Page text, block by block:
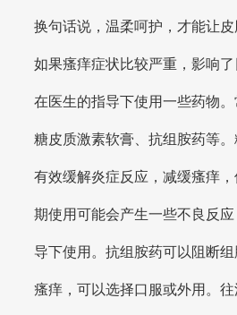
换句话说，温柔呵护，才能让皮
如果瘙痒症状比较严重，影响
在医生的指导下使用一些药物
糖皮质激素软膏、抗组胺药等
有效缓解炎症反应，减缓瘙痒
期使用可能会产生一些不良反
导下使用。抗组胺药可以阻断
瘙痒，可以选择口服或外用。